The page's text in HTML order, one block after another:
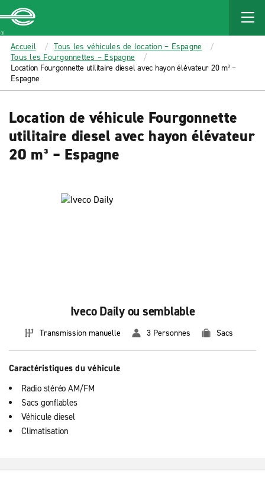
MAIN
CONTENT
Enterprise
Accueil
Tous les véhicules de location – Espagne
Tous les Fourgonnettes – Espagne
Location Fourgonnette utilitaire diesel avec hayon élévateur 20 m³ –
Espagne
Location de véhicule Fourgonnette
utilitaire diesel avec hayon élévateur
20 m³ – Espagne
Iveco Daily ou semblable
Transmission manuelle 3 Personnes Sacs
Caractéristiques du véhicule
Radio stéréo AM/FM
Sacs gonflables
Véhicule diesel
Climatisation